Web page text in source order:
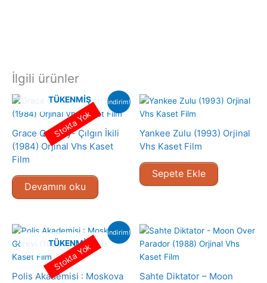
İlgili ürünler
indirim!
TÜKENMIŞ
Grace Quigley- Çılgın İkili
(1984) Orjinal Vhs Kaset
Film
Devamını oku
Stokta Yok
Yankee Zulu (1993) Orjinal
Vhs Kaset Film
Sepete Ekle
indirim!
TÜKENMIŞ
Polis Akademisi : Moskova
Stokta Yok
Sahte Diktator – Moon